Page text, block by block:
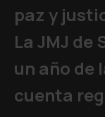
paz y
La JMJ de
un año de
cuenta